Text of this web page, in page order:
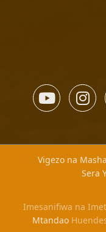
Vigezo na
Sera
Imesanifiwa na
Mtandao